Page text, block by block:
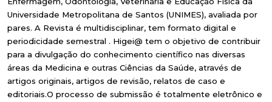
Universidade Metropolitana de Santos (UNIMES), avaliada por
pares. A Revista é multidisciplinar, tem formato digital e
periodicidade semestral . Higei@ tem o objetivo de contribuir
para a divulgação do conhecimento científico nas diversas
áreas da Medicina e outras Ciências da Saúde, através de
artigos originais, artigos de revisão, relatos de caso e
editoriais.O processo de submissão é totalmente eletrônico e